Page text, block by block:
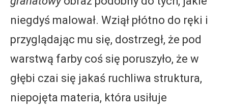
niegdyś malował. Wziął płótno do ręki i
przyglądając mu się, dostrzegł, że pod
warstwą farby coś się poruszyło, że w
głębi czai się jakaś ruchliwa struktura,
niepojęta materia, która usiłuje